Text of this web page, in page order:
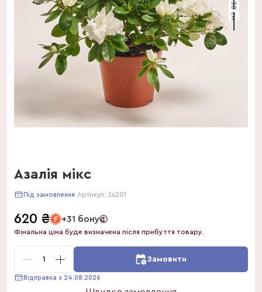
30 см
Азалія мікс
Під замовлення Артикул: 24201
620 ₴ +31 бонус
Фінальна ціна буде визначена після прибуття товару.
1 Замовити
Відправка з 24.08.2026